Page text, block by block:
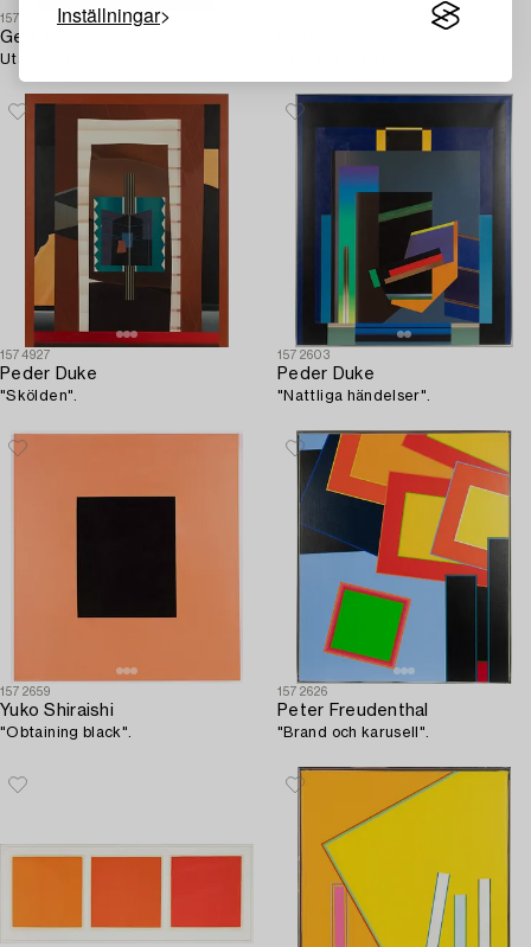
Inställningar
1572644
Gert Marcus
Utan titel.
1574927
Peder Duke
"Skölden".
1572603
Peder Duke
"Nattliga händelser".
1572659
Yuko Shiraishi
"Obtaining black".
1572626
Peter Freudenthal
"Brand och karusell".